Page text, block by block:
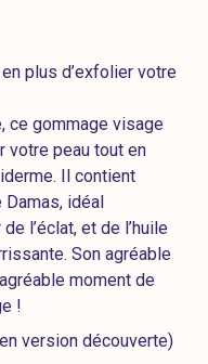
plus d’exfolier votre
ce gommage visage
votre peau tout en
Il contient
idéal
l’éclat, et de l’huile
Son agréable
moment de
!
version découverte)